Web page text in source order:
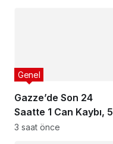
Gazze’de Son 24
Saatte 1 Can Kaybı, 5
Yaralı
Genel
3 saat önce